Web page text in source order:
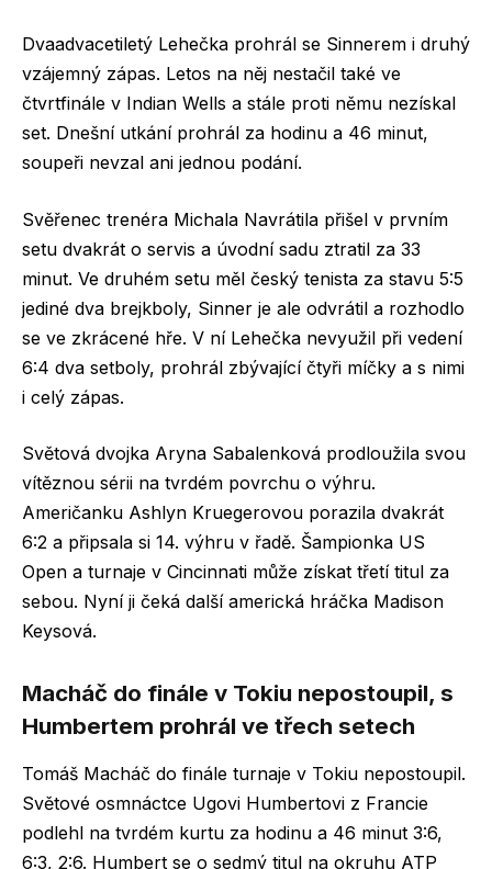
Dvaadvacetiletý Lehečka prohrál se Sinnerem i druhý
vzájemný zápas. Letos na něj nestačil také ve
čtvrtfinále v Indian Wells a stále proti němu nezískal
set. Dnešní utkání prohrál za hodinu a 46 minut,
soupeři nevzal ani jednou podání.
Svěřenec trenéra Michala Navrátila přišel v prvním
setu dvakrát o servis a úvodní sadu ztratil za 33
minut. Ve druhém setu měl český tenista za stavu 5:5
jediné dva brejkboly, Sinner je ale odvrátil a rozhodlo
se ve zkrácené hře. V ní Lehečka nevyužil při vedení
6:4 dva setboly, prohrál zbývající čtyři míčky a s nimi
i celý zápas.
Světová dvojka Aryna Sabalenková prodloužila svou
vítěznou sérii na tvrdém povrchu o výhru.
Američanku Ashlyn Kruegerovou porazila dvakrát
6:2 a připsala si 14. výhru v řadě. Šampionka US
Open a turnaje v Cincinnati může získat třetí titul za
sebou. Nyní ji čeká další americká hráčka Madison
Keysová.
Macháč do finále v Tokiu nepostoupil, s
Humbertem prohrál ve třech setech
Tomáš Macháč do finále turnaje v Tokiu nepostoupil.
Světové osmnáctce Ugovi Humbertovi z Francie
podlehl na tvrdém kurtu za hodinu a 46 minut 3:6,
6:3, 2:6. Humbert se o sedmý titul na okruhu ATP